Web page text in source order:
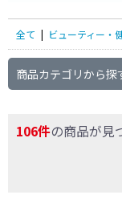
全て | ビューティー・
商品カテゴリから探
106件の商品が見